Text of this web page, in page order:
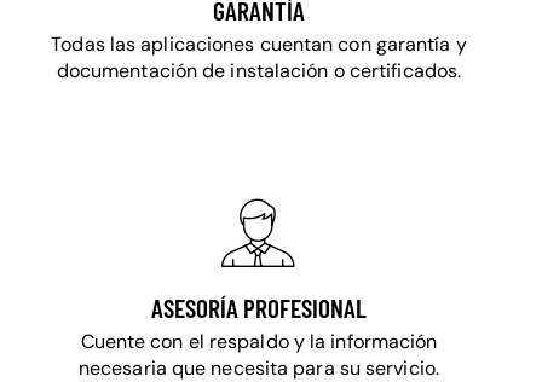
GARANTÍA
Todas las aplicaciones cuentan con garantía y
documentación de instalación o certificados.
ASESORÍA PROFESIONAL
Cuente con el respaldo y la información
necesaria que necesita para su servicio.